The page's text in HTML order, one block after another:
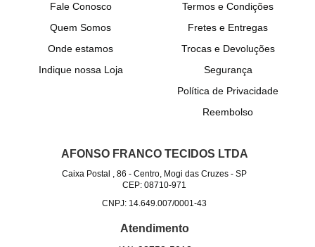
Fale Conosco
Quem Somos
Onde estamos
Indique nossa Loja
Termos e Condições
Fretes e Entregas
Trocas e Devoluções
Segurança
Política de Privacidade
Reembolso
AFONSO FRANCO TECIDOS LTDA
Caixa Postal , 86 -Centro, Mogi das Cruzes -SP
CEP: 08710-971
CNPJ: 14.649.007/0001-43
Atendimento